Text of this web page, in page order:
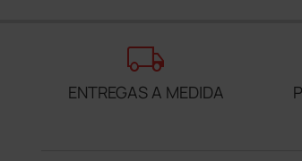
local_shipping
ENTREGAS A MEDIDA